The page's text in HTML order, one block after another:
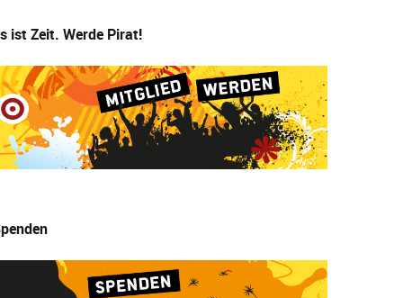
ist Zeit. Werde Pirat!